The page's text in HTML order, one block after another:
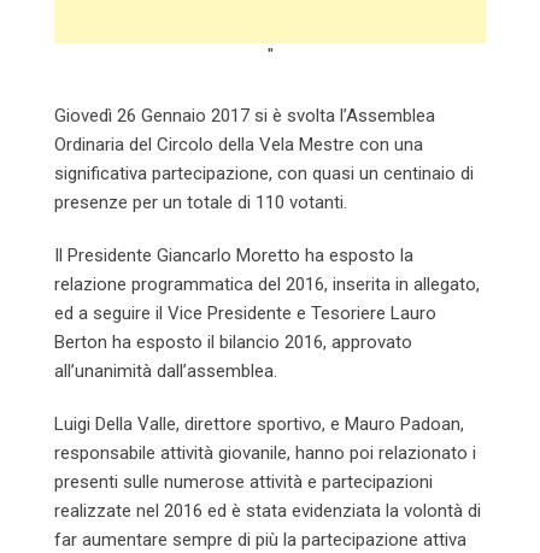
"
Giovedì 26 Gennaio 2017 si è svolta l’Assemblea
Ordinaria del Circolo della Vela Mestre con una
significativa partecipazione, con quasi un centinaio di
presenze per un totale di 110 votanti.
Il Presidente Giancarlo Moretto ha esposto la
relazione programmatica del 2016, inserita in allegato,
ed a seguire il Vice Presidente e Tesoriere Lauro
Berton ha esposto il bilancio 2016, approvato
all’unanimità dall’assemblea.
Luigi Della Valle, direttore sportivo, e Mauro Padoan,
responsabile attività giovanile, hanno poi relazionato i
presenti sulle numerose attività e partecipazioni
realizzate nel 2016 ed è stata evidenziata la volontà di
far aumentare sempre di più la partecipazione attiva